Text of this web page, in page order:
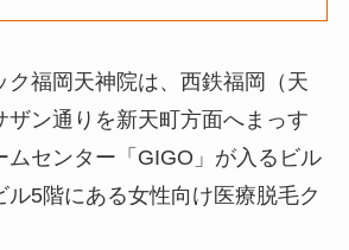
ク福岡天神院は、西鉄福岡（天
ザン通りを新天町方面へまっす
ムセンター「GIGO」が入るビル
ル5階にある女性向け医療脱毛ク